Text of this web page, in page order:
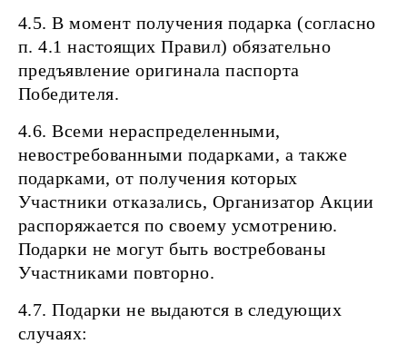
4.5. В момент получения подарка (согласно
п. 4.1 настоящих Правил) обязательно
предъявление оригинала паспорта
Победителя.
4.6. Всеми нераспределенными,
невостребованными подарками, а также
подарками, от получения которых
Участники отказались, Организатор Акции
распоряжается по своему усмотрению.
Подарки не могут быть востребованы
Участниками повторно.
4.7. Подарки не выдаются в следующих
случаях: